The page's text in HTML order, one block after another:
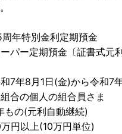
年特別金利定期預金
ー定期預金〔証書式元
7年8月1日(金)から令和7
の個人の組合員さま
もの(元利自動継続)
円以上(10万円単位)